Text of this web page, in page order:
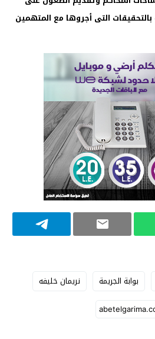
التى أجروها مع المتهمين
بوابة الجريمة
نريمان خليفه